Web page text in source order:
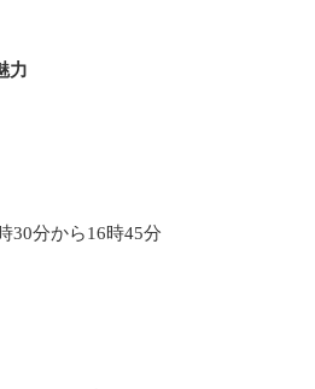
力
30分から16時45分